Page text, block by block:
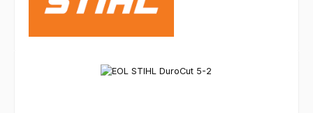
Bildergalerie überspringen